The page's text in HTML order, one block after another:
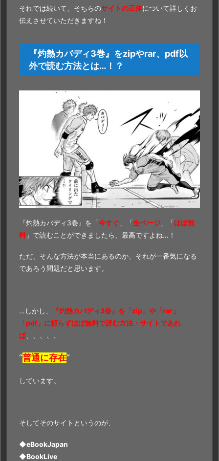
それでは続いて、そちらのサイトの正体について詳しくお
伝えさせていただきますね！
『灼熱カバディ3巻』をzipやrar、pdf以
外で読む方法とは…！？
『灼熱カバディ3巻』を「今すぐ 」「全ページ 」「ほぼ無
料 」で読むことができましたら、最高ですよね…！
ただ、そんな方法が本当にあるのか、それが一番気になる
であろう問題だと思います。
…しかし、
『灼熱カバディ3巻』を「zip」や「rar」
「pdf」に頼らずほぼ無料で読む方法・サイトであれ
ば、、、、、
“普通に存在”
しています。
そしてそのサイトというのが、
◆eBookJapan
◆BookLive